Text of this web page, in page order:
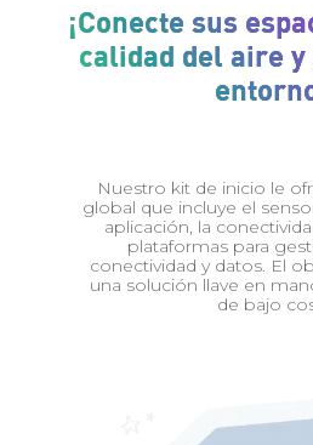
¡Conecte sus
calidad del aire
Nuestro kit de inicio le
global que incluye el
aplicación, la
plataformas para
conectividad y datos. El
una solución llave en
de bajo